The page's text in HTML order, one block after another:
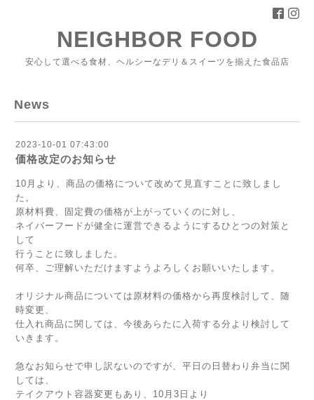
NEIGHBOR FOOD
安心して選べる食材、ヘルシーなデリ＆スイーツを揃えた食品店
News
2023-10-01 07:43:00
価格改定のお知らせ
10月より、商品の価格について改めて見直すことに致しまし
た。
原材料費、固定費の価格が上がっていくのに対し、
ネイバーフードが健全に運営できるようにするひとつの対策と
して
行うことに致しました。
何卒、ご理解いただけますようよろしくお願いいたします。
オリジナル商品については原材料の価格から再度検討して、随
時変更、
仕入れ商品に関しては、今後あらたに入荷する分より検討して
いきます。
急なお知らせで申し訳ないのですが、平日の日替わり弁当に関
しては、
テイクアウト容器変更もあり、10月3日より